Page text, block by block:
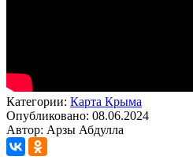
Категории: Карта Крыма
Опубликовано: 08.06.2024
Автор: Арзы Абдулла